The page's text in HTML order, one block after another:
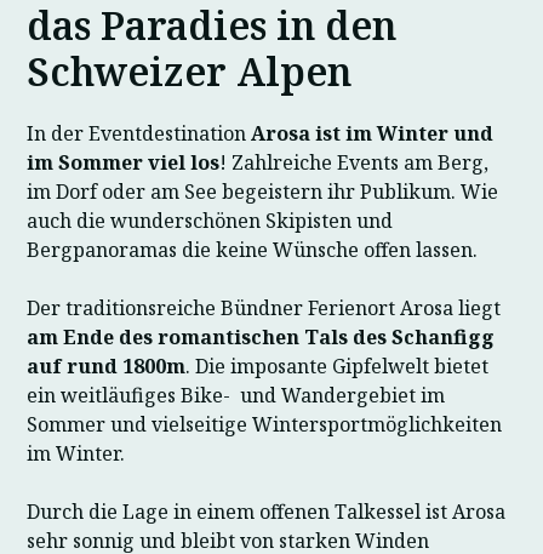
das Paradies in den
Schweizer Alpen
In der EventdestinationArosa ist im Winter und
im Sommer viel los! Zahlreiche Events am Berg,
im Dorf oder am See begeistern ihr Publikum. Wie
auch die wunderschönen Skipisten und
Bergpanoramas die keine Wünsche offen lassen.
Der traditionsreiche Bündner Ferienort Arosa liegt
am Ende des romantischen Tals des Schanfigg
auf rund 1800m. Die imposante Gipfelwelt bietet
ein weitläufiges Bike- und Wandergebiet im
Sommer und vielseitige Wintersportmöglichkeiten
im Winter.
Durch die Lage in einem offenen Talkessel ist Arosa
sehr sonnig und bleibt von starken Winden